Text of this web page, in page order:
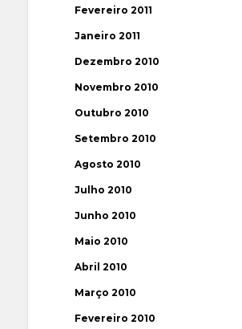
Fevereiro 2011
Janeiro 2011
Dezembro 2010
Novembro 2010
Outubro 2010
Setembro 2010
Agosto 2010
Julho 2010
Junho 2010
Maio 2010
Abril 2010
Março 2010
Fevereiro 2010